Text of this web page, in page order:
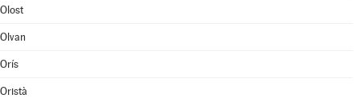
Olost
Olvan
Orís
Oristà